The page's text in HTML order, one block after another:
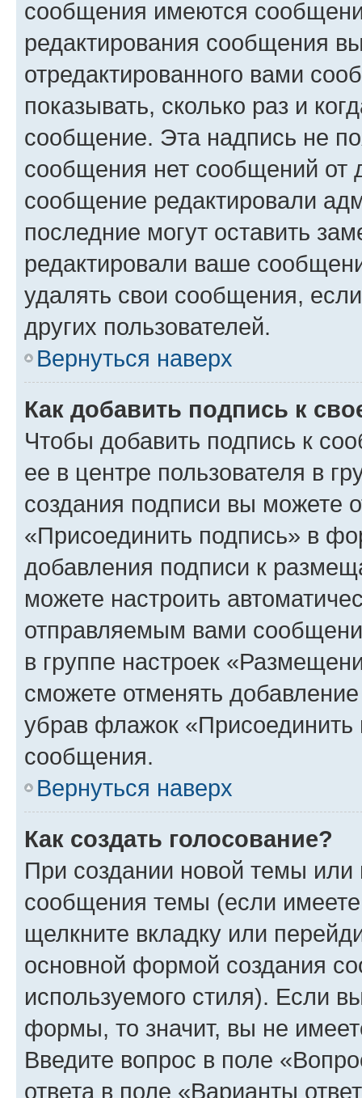
сообщения имеются
редактирования сообщения
отредактированного вами
показывать, сколько раз и
сообщение. Эта надпись не
сообщения нет сообщений от
сообщение редактировали
последние могут оставить
редактировали ваше
удалять свои сообщения,
других пользователей.
Вернуться наверх
Как добавить подпись к
Чтобы добавить подпись к
ее в центре пользователя в
создания подписи вы можете
«Присоединить подпись» в
добавления подписи к
можете настроить
отправляемым вами
в группе настроек
сможете отменять
убрав флажок
сообщения.
Вернуться наверх
Как создать голосование?
При создании новой темы или
сообщения темы (если
щелкните вкладку или
основной формой создания
используемого стиля). Если
формы, то значит, вы не
Введите вопрос в поле
ответа в поле «Варианты